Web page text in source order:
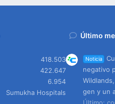
418.503
422.647
6.954
Sumukha Hospitals
Último
Noticia
negativo
gen y un